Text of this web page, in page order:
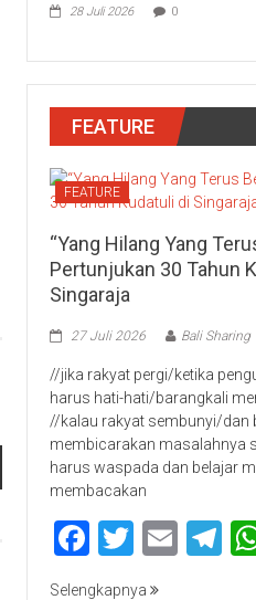
28 Juli 2026 0
FEATURE
FEATURE
“Yang Hilang Yang
Pertunjukan 30 Tahun
Singaraja
27 Juli 2026 Bali Sharing
//jika rakyat pergi/ketika
harus hati-hati/barangkali
//kalau rakyat sembunyi/dan
membicarakan masalahnya
harus waspada dan belajar
membacakan
Facebook
Twitter
Selengkapnya